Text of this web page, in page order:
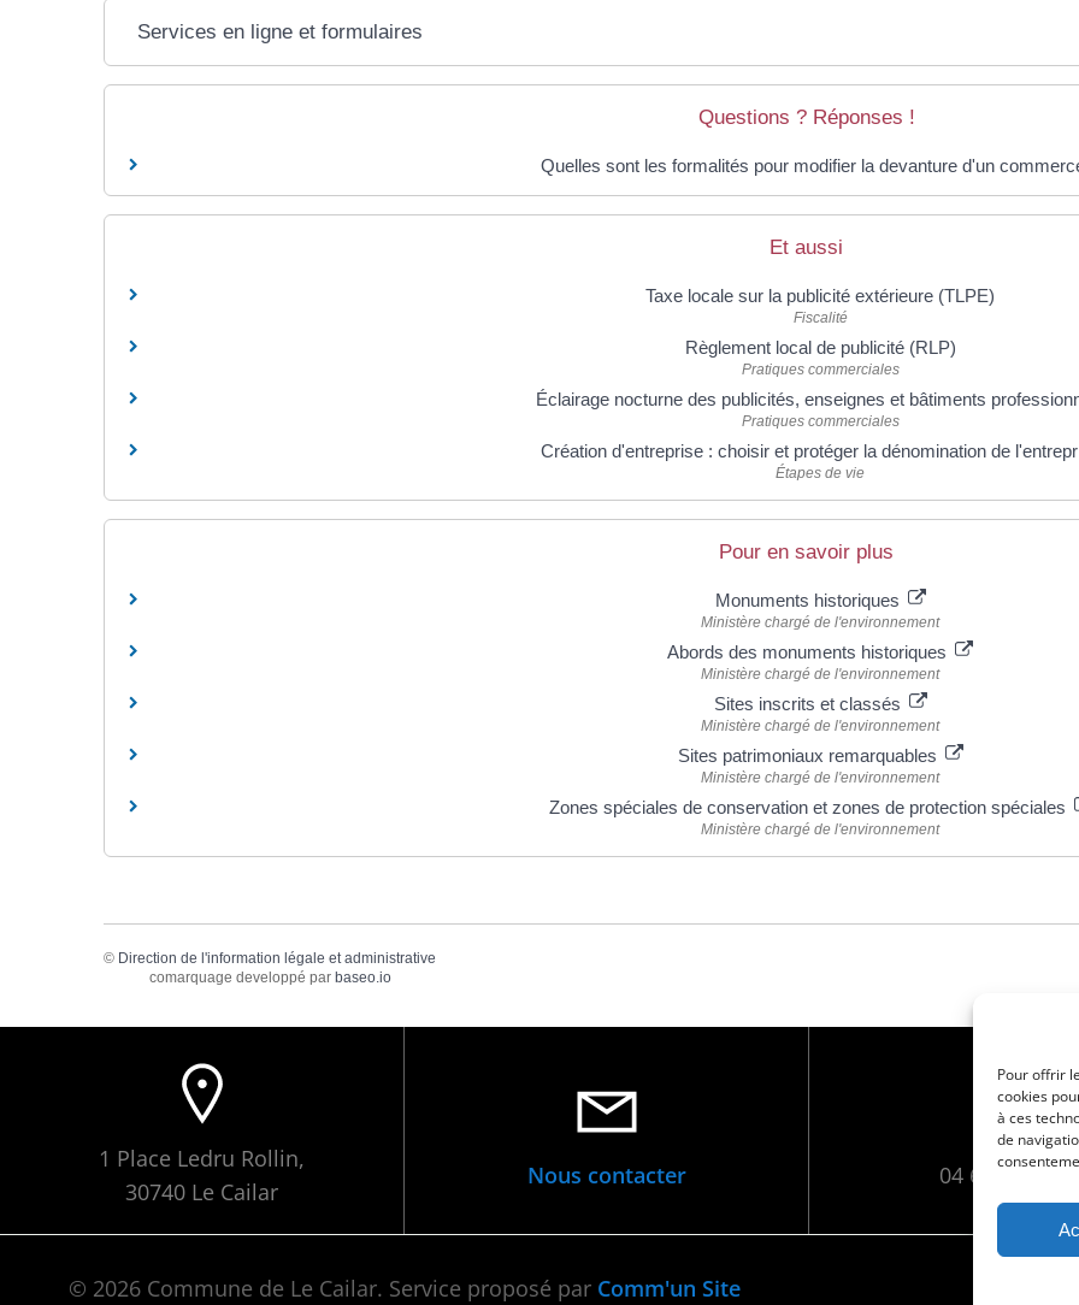
Pour offrir
cookies
à ces
de
Services en ligne et formulaires
Questions ? Réponses !
Quelles sont les formalités pour modifier la devanture d'un
Et aussi
Taxe locale sur la publicité extérieure (TLPE)
Fiscalité
Règlement local de publicité (RLP)
Pratiques commerciales
Éclairage nocturne des publicités, enseignes et bâtiments
Pratiques commerciales
Création d'entreprise : choisir et protéger la dénomination de
Étapes de vie
Pour en savoir plus
Monuments historiques
Ministère chargé de l'environnement
Abords des monuments historiques
Ministère chargé de l'environnement
Sites inscrits et classés
Ministère chargé de l'environnement
Sites patrimoniaux remarquables
Ministère chargé de l'environnement
Zones spéciales de conservation et zones de protection spéciales
Ministère chargé de l'environnement
© Direction de l'information légale et administrative
comarquage developpé par baseo.io
1 Place Ledru Rollin,
30740 Le Cailar
Nous contacter 04 66 88 01
© 2026 Commune de Le Cailar. Service proposé par Comm'un Site